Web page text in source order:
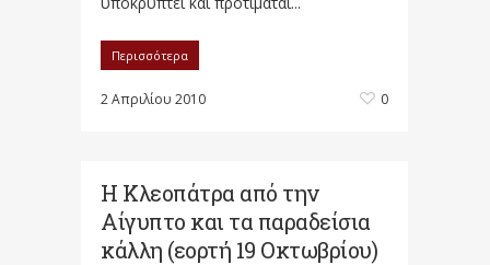
Περισσότερα
2 Απριλίου 2010 0
Η Κλεοπάτρα από την
Αίγυπτο και τα παραδείσια
κάλλη (εορτή 19 Οκτωβρίου)